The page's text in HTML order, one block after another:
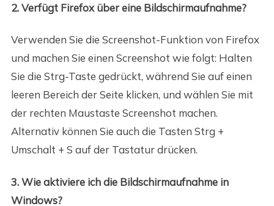
2. Verfügt Firefox über eine Bildschirmaufnahme?
Verwenden Sie die Screenshot-Funktion von Firefox
und machen Sie einen Screenshot wie folgt: Halten
Sie die Strg-Taste gedrückt, während Sie auf einen
leeren Bereich der Seite klicken, und wählen Sie mit
der rechten Maustaste Screenshot machen.
Alternativ können Sie auch die Tasten Strg +
Umschalt + S auf der Tastatur drücken.
3. Wie aktiviere ich die Bildschirmaufnahme in
Windows?